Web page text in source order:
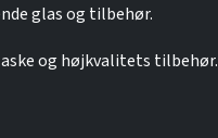
glas og tilbehør.
og højkvalitets tilbehør.